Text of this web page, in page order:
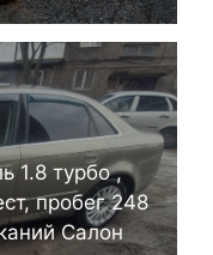
1.8 турбо ,
пробег 248
Салон